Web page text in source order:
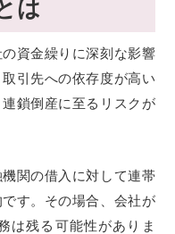
は
資金繰りに深刻な影響
引先への依存度が高い
鎖倒産に至るリスクが
関の借入に対して連帯
す。その場合、会社が
は残る可能性がありま